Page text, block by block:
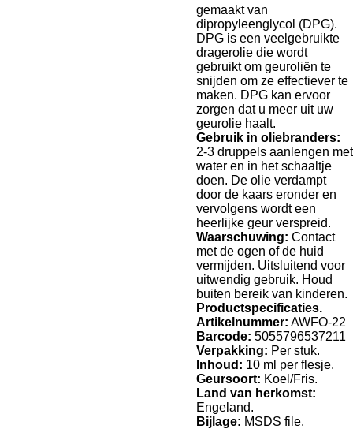
gemaakt van
dipropyleenglycol (DPG).
DPG is een veelgebruikte
dragerolie die wordt
gebruikt om geuroliën te
snijden om ze effectiever te
maken. DPG kan ervoor
zorgen dat u meer uit uw
geurolie haalt.
Gebruik in oliebranders:
2-3 druppels aanlengen met
water en in het schaaltje
doen. De olie verdampt
door de kaars eronder en
vervolgens wordt een
heerlijke geur verspreid.
Waarschuwing: Contact
met de ogen of de huid
vermijden. Uitsluitend voor
uitwendig gebruik. Houd
buiten bereik van kinderen.
Productspecificaties.
Artikelnummer: AWFO-22
Barcode: 5055796537211
Verpakking: Per stuk.
Inhoud: 10 ml per flesje.
Geursoort: Koel/Fris.
Land van herkomst:
Engeland.
Bijlage: MSDS file.